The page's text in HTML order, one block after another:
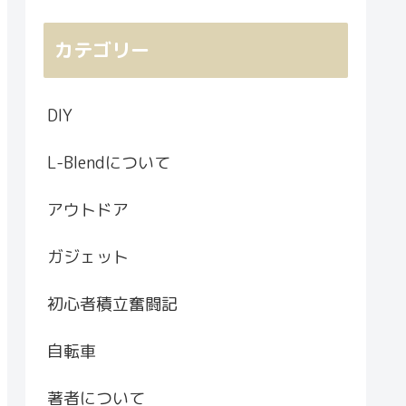
カテゴリー
DIY
L-Blendについて
アウトドア
ガジェット
初心者積立奮闘記
自転車
著者について